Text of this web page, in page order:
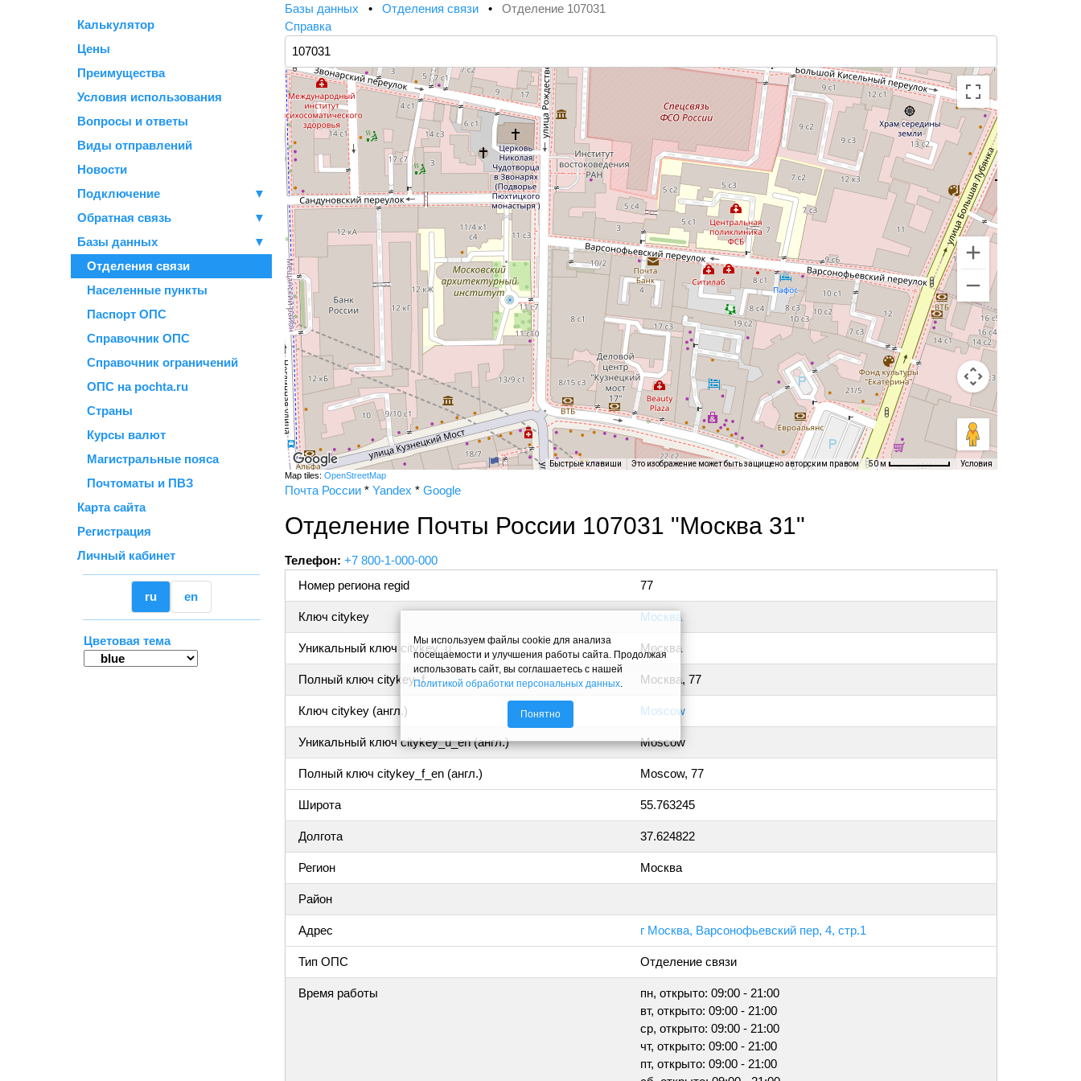
Калькулятор
Цены
Преимущества
Условия использования
Вопросы и ответы
Виды отправлений
Новости
Подключение
▼
Обратная связь
▼
Базы данных
▼
Отделения связи
Населенные пункты
Паспорт ОПС
Справочник ОПС
Справочник ограничений
ОПС на pochta.ru
Страны
Курсы валют
Магистральные пояса
Почтоматы и ПВЗ
Карта сайта
Регистрация
Личный кабинет
ru en
Цветовая тема
Базы данных • Отделения связи • Отделение 107031
Справка
Быстрые клавиши Это изображение может быть защищено авторским правом 50 м Условия
Map tiles: OpenStreetMap
Почта России * Yandex * Google
Отделение Почты России 107031 "Москва 31"
Телефон: +7 800-1-000-000
Номер региона regid
77
Ключ citykey Москва
Уникальный ключ citykey_u Москва
Полный ключ citykey_f Москва, 77
Ключ citykey (англ.) Moscow
Уникальный ключ citykey_u_en (англ.) Moscow
Полный ключ citykey_f_en (англ.) Moscow, 77
Широта 55.763245
Долгота 37.624822
Регион Москва
Район
Адрес г Москва, Варсонофьевский пер, 4, стр.1
Тип ОПС Отделение связи
Время работы
пн, открыто: 09:00 - 21:00
вт, открыто: 09:00 - 21:00
ср, открыто: 09:00 - 21:00
чт, открыто: 09:00 - 21:00
пт, открыто: 09:00 - 21:00
Мы используем файлы cookie для анализа
посещаемости и улучшения работы сайта. Продолжая
использовать сайт, вы соглашаетесь с нашей
Политикой обработки персональных данных
Понятно